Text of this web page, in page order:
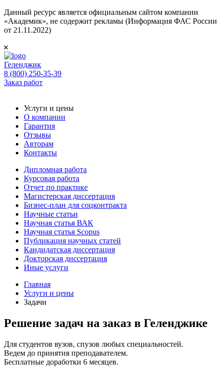
Данный ресурс является официальным сайтом компании
«Академик», не содержит рекламы (Информация ФАС России
от 21.11.2022)
Геленджик
8 (800) 250-35-39
Заказ работ
Услуги и цены
О компании
Гарантия
Отзывы
Авторам
Контакты
Дипломная работа
Курсовая работа
Отчет по практике
Магистерская диссертация
Бизнес-план для соцконтракта
Научные статьи
Научная статья ВАК
Научная статья Scopus
Публикация научных статей
Кандидатская диссертация
Докторская диссертация
Иные услуги
Главная
Услуги и цены
Задачи
Решение задач на заказ в Геленджике
Для студентов вузов, спузов любых специальностей.
Ведем до принятия преподавателем.
Бесплатные доработки 6 месяцев.